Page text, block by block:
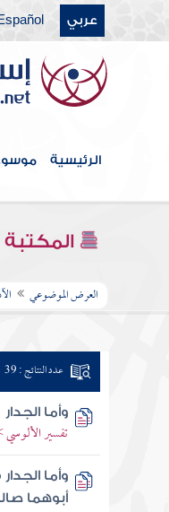
عربي
الرئيسية
المكتبة
العرض الموضوعي
عدد النتائج : 39
وأما الجدار
تفسير الألوسي
وأما
أبوهما